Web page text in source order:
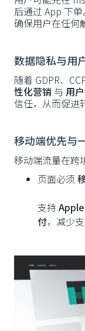
后通过 App 下
确保用户在任何
数据隐私与用
随着 GDPR、
性化营销 与 用
信任，从而促进
移动端优先与
移动端流量在跨
页面必须
支持
付，减少